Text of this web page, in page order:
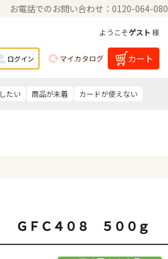
お電話でのお問い合わせ：0120-064-080
ようこそゲスト 様
ログイン マイカタログ カート
たい 商品が未着 カードが使えない
ＧＦＣ４０８ ５００ｇ